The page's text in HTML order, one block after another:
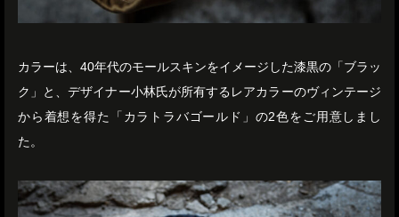
カラーは、40年代のモールスキンをイメージした漆黒の「ブラッ
ク」と、デザイナー小林氏が所有するレアカラーのヴィンテージ
から着想を得た「カラトラバゴールド」の2色をご用意しまし
た。